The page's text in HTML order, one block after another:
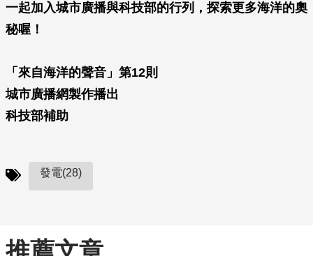
一起加入城市廣播與科技部的行列，探索更多海洋的奧
秘喔！
「來自海洋的聲音」第12則
城市廣播網製作播出
科技部補助
發電(28)